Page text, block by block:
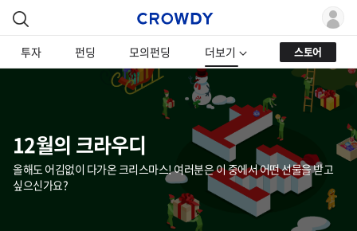
투자 펀딩 모의펀딩 더보기 스토어
12월의 크라우디
올해도 어김없이 다가온 크리스마스! 여러분은 이 중에서 어떤 선물을 받고
싶으신가요?